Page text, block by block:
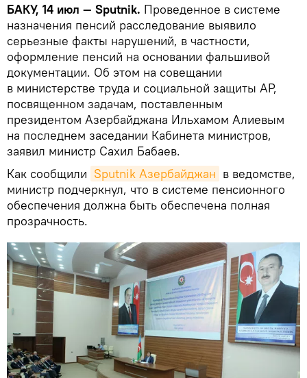
БАКУ, 14 июл — Sputnik. Проведенное в системе
назначения пенсий расследование выявило
серьезные факты нарушений, в частности,
оформление пенсий на основании фальшивой
документации. Об этом на совещании
в министерстве труда и социальной защиты АР,
посвященном задачам, поставленным
президентом Азербайджана Ильхамом Алиевым
на последнем заседании Кабинета министров,
заявил министр Сахил Бабаев.
Как сообщили Sputnik Азербайджан в ведомстве,
министр подчеркнул, что в системе пенсионного
обеспечения должна быть обеспечена полная
прозрачность.